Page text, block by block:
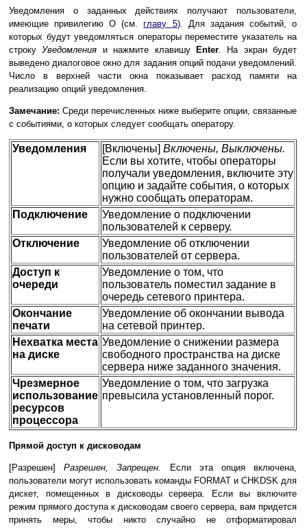
Уведомления о заданных действиях получают пользователи,
имеющие привилегию О (см.главу 5). Для задания событий, о
которых будут уведомляться операторы переместите указатель на
строкуУведомления и нажмите клавишу Enter. На экран будет
выведено диалоговое окно для задания опций подачи уведомлений.
Число в верхней части окна показывает расход памяти на
реализацию опций уведомления.
Замечание: Среди перечисленных ниже выберите опции, связанные
с событиями, о которых следует сообщать оператору.
Уведомления [Включены] Включены, Выключены.
Если вы хотите, чтобы операторы
получали уведомления, включите эту
опцию и задайте события, о которых
нужно сообщать операторам.
Подключение
Уведомление о подключении
пользователей к серверу.
Отключение
Уведомление об отключении
пользователей от сервера.
Доступ к
очереди
Уведомление о том, что
пользователь поместил задание в
очередь сетевого принтера.
Окончание
печати
Уведомление об окончании вывода
на сетевой принтер.
Нехватка места
на диске
Уведомление о снижении размера
свободного пространства на диске
сервера ниже заданного значения.
Чрезмерное
использование
ресурсов
процессора
Уведомление о том, что загрузка
превысила установленный порог.
Прямой доступ к дисководам
[Разрешен]Разрешен, Запрещен.
Если эта опция включена,
пользователи могут использовать команды FORMAT и CHKDSK для
дискет, помещенных в дисководы сервера. Если вы включите
режим прямого доступа к дисководам своего сервера, вам придется
принять меры, чтобы никто случайно не отформатировал